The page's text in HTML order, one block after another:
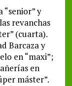
y
revanchas
(cuarta).
Barcaza y
en “maxi”;
en
máster”.